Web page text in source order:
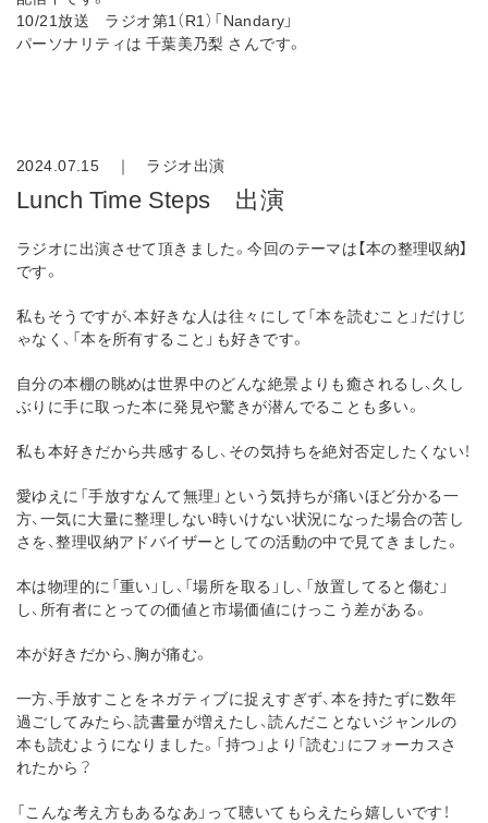
10/21放送 ラジオ第1（R1）「Nandary」
パーソナリティは 千葉美乃梨 さんです。
2024.07.15 ｜ ラジオ出演
Lunch Time Steps 出演
ラジオに出演させて頂きました。今回のテーマは【本の整理収納】
です。
私もそうですが、本好きな人は往々にして「本を読むこと」だけじ
ゃなく、「本を所有すること」も好きです。
自分の本棚の眺めは世界中のどんな絶景よりも癒されるし、久し
ぶりに手に取った本に発見や驚きが潜んでることも多い。
私も本好きだから共感するし、その気持ちを絶対否定したくない！
愛ゆえに「手放すなんて無理」という気持ちが痛いほど分かる一
方、一気に大量に整理しない時いけない状況になった場合の苦し
さを、整理収納アドバイザーとしての活動の中で見てきました。
本は物理的に「重い」し、「場所を取る」し、「放置してると傷む」
し、所有者にとっての価値と市場価値にけっこう差がある。
本が好きだから、胸が痛む。
一方、手放すことをネガティブに捉えすぎず、本を持たずに数年
過ごしてみたら、読書量が増えたし、読んだことないジャンルの
本も読むようになりました。「持つ」より「読む」にフォーカスさ
れたから？
「こんな考え方もあるなあ」って聴いてもらえたら嬉しいです！